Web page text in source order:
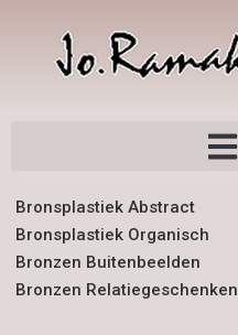
Bronsplastiek Abstract
Bronsplastiek Organisch
Bronzen Buitenbeelden
Bronzen Relatiegeschenken